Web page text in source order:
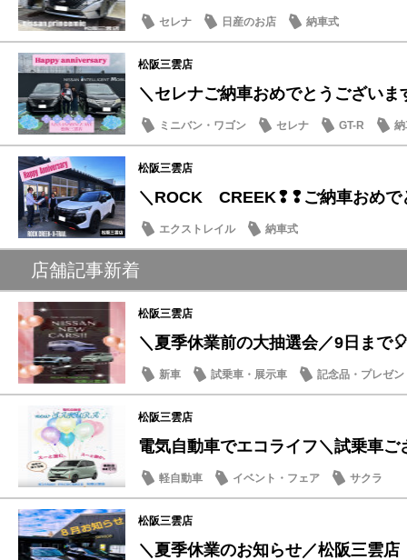
セレナ 日産のお店 納車式
松阪三雲店
＼セレナご納車おめでとうございま
ミニバン・ワゴン セレナ GT-R
松阪三雲店
＼ROCK CREEK❢❢ご納車おめで
エクストレイル 納車式
店舗記事新着
松阪三雲店
＼夏季休業前の大抽選会／9日まで
新車 試乗車・展示車 記念品・プレゼン
松阪三雲店
電気自動車でエコライフ＼試乗車ご
軽自動車 イベント・フェア サクラ
松阪三雲店
＼夏季休業のお知らせ／松阪三雲店